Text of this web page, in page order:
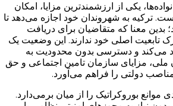
یکی از ارزشمندترین مزایا، امکان
است. ترکیه به شهروندان خود اجازه می‌دهد تا
بدین معنا که متقاضیان برای دریافت
تابعیت اصلی خود ندارند. این وضعیت یک
می‌کند و دسترسی بدون محدودیت به
مزایای سازمان تامین اجتماعی و حق
مناصب دولتی را فراهم می‌آورد.
موانع بوروکراتیک را از میان برمی‌دارد.